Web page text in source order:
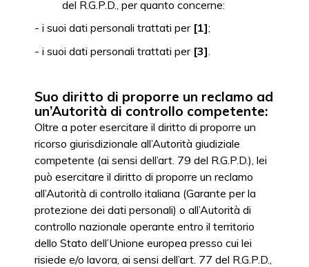
del R.G.P.D., per quanto concerne:
- i suoi dati personali trattati per [1];
- i suoi dati personali trattati per [3].
Suo diritto di proporre un reclamo ad
un’Autorità di controllo competente:
Oltre a poter esercitare il diritto di proporre un
ricorso giurisdizionale all’Autorità giudiziale
competente (ai sensi dell’art. 79 del R.G.P.D.), lei
può esercitare il diritto di proporre un reclamo
all’Autorità di controllo italiana (Garante per la
protezione dei dati personali) o all’Autorità di
controllo nazionale operante entro il territorio
dello Stato dell’Unione europea presso cui lei
risiede e/o lavora, ai sensi dell’art. 77 del R.G.P.D.,